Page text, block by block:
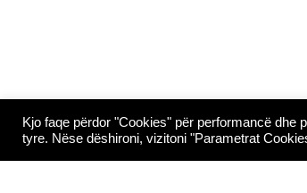
Kjo faqe përdor "Cookies" për performancë dhe
tyre. Nëse dëshironi, vizitoni "Parametrat